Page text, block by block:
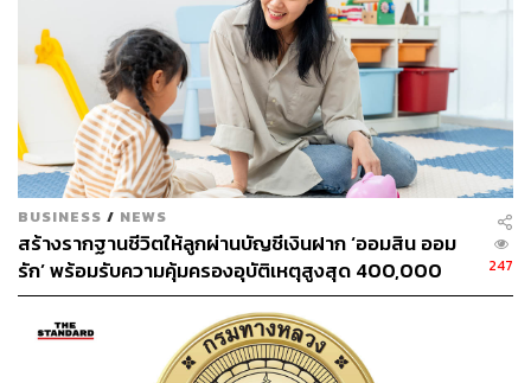
BUSINESS / NEWS
สร้างรากฐานชีวิตให้ลูกผ่านบัญชีเงินฝาก ‘ออมสิน ออม
รัก’ พร้อมรับความคุ้มครองอุบัติเหตุสูงสุด 400,000
บาท ดอกเบี้ยรับเต็ม ไม่เสียภาษี [Advertorial]
247